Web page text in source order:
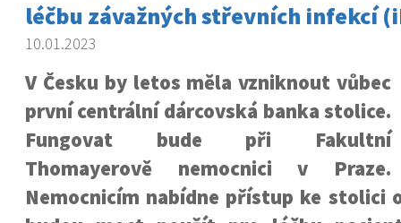
léčbu závažných střevních infekcí
10.01.2023
V Česku by letos měla vzniknout vůbec
první centrální dárcovská banka stolice.
Fungovat bude při Fakultní
Thomayerově nemocnici v Praze.
Nemocnicím nabídne přístup ke stolici